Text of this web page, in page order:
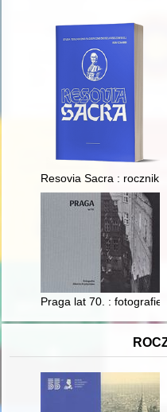
Resovia Sacra : rocznik
Praga lat 70. : fotografie